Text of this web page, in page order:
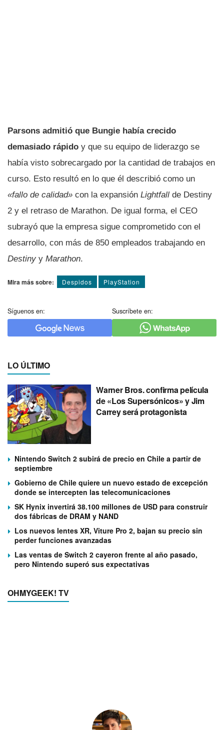
Parsons admitió que Bungie había crecido
demasiado rápido y que su equipo de liderazgo se
había visto sobrecargado por la cantidad de trabajos en
curso. Esto resultó en lo que él describió como un
«fallo de calidad» con la expansión Lightfall de Destiny
2 y el retraso de Marathon. De igual forma, el CEO
subrayó que la empresa sigue comprometido con el
desarrollo, con más de 850 empleados trabajando en
Destiny y Marathon.
Mira más sobre: Despidos PlayStation
Síguenos en: Suscríbete en:
LO ÚLTIMO
Warner Bros. confirma película
de «Los Supersónicos» y Jim
Carrey será protagonista
Nintendo Switch 2 subirá de precio en Chile a partir de
septiembre
Gobierno de Chile quiere un nuevo estado de excepción
donde se intercepten las telecomunicaciones
SK Hynix invertirá 38.100 millones de USD para construir
dos fábricas de DRAM y NAND
Los nuevos lentes XR, Viture Pro 2, bajan su precio sin
perder funciones avanzadas
Las ventas de Switch 2 cayeron frente al año pasado,
pero Nintendo superó sus expectativas
OHMYGEEK! TV